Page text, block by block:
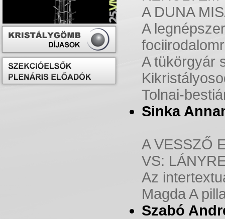
A DUNA
A
A tükörgyár
Tolnai-
Sinka
A VESSZŐ
VS:
Az
Magda A
Szabó